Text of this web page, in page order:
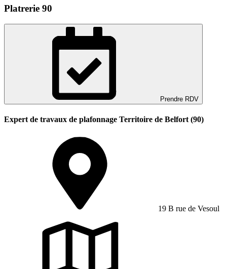
Platrerie 90
Prendre RDV
Expert de travaux de plafonnage Territoire de Belfort (90)
19 B rue de Vesoul